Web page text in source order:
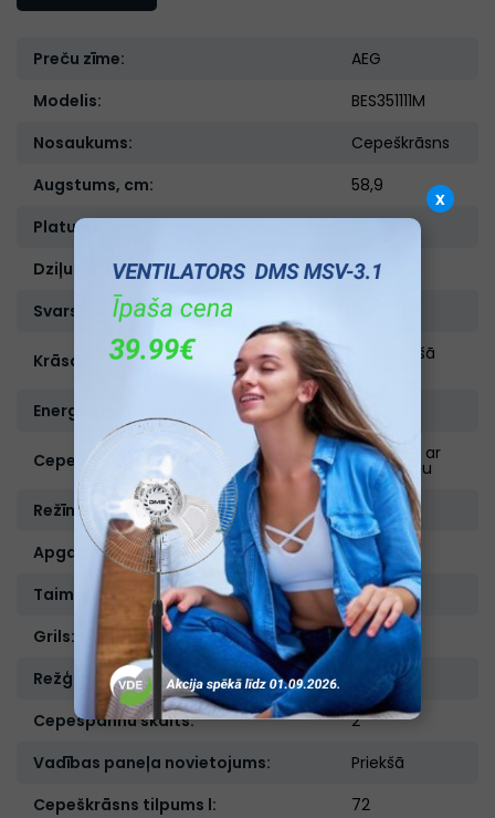
Preču zīme:
AEG
Modelis:
BES351111M
Nosaukums:
Cepeškrāsns
Augstums, cm:
58,9
Platums, cm:
Dziļums, cm:
56.9
Svars, kg:
Krāsa: Nerūsejošā
Energoefektivitātes klase:
A
Cepeškrāsns veids: Elektriskā ar
konvekciju
Režīmu skaits:
7
Apgaismojums:
Ir
Taimeris:
Ir
Grils:
Ir
Režģu skaits:
Cepešpannu skaits:
2
Vadības paneļa novietojums:
Priekšā
Cepeškrāsns tilpums l:
72
x